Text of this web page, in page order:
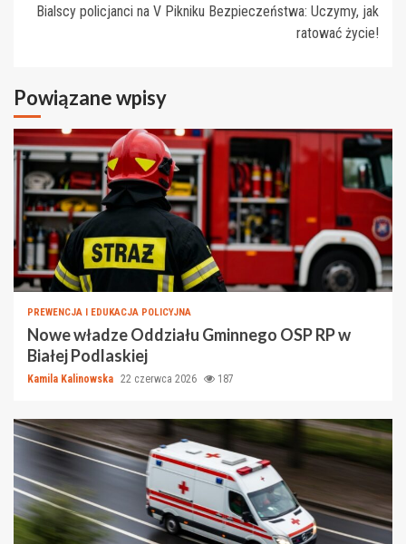
Bialscy policjanci na V Pikniku Bezpieczeństwa: Uczymy, jak
ratować życie!
Powiązane wpisy
PREWENCJA I EDUKACJA POLICYJNA
Nowe władze Oddziału Gminnego OSP RP w
Białej Podlaskiej
Kamila Kalinowska 22 czerwca 2026 187